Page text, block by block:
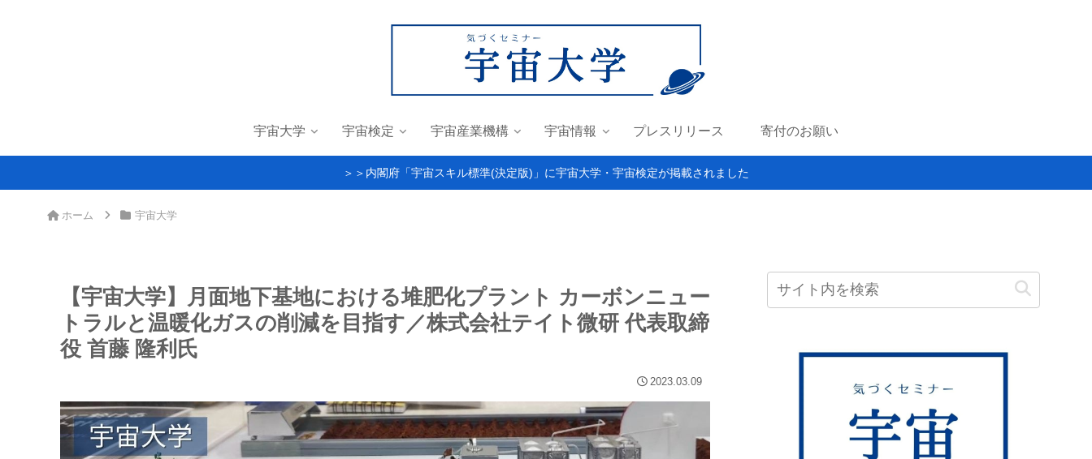
宇宙大学 宇宙検定 宇宙産業機構 宇宙情報 プレスリリース 寄付のお願い
＞＞内閣府「宇宙スキル標準(決定版)」に宇宙大学・宇宙検定が掲載されました
ホーム 宇宙大学
【宇宙大学】月面地下基地における堆肥化プラント カーボンニュー
トラルと温暖化ガスの削減を目指す／株式会社テイト微研 代表取締
役 首藤 隆利氏
2023.03.09